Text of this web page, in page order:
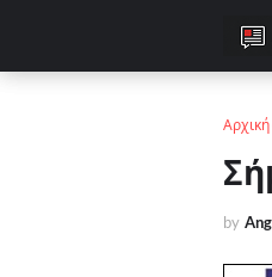
Αρχική
by Ang